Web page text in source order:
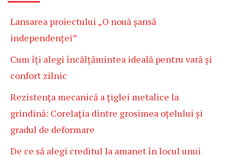
Lansarea proiectului „O nouă șansă
independenței”
Cum îți alegi încălțămintea ideală pentru vară și
confort zilnic
Rezistența mecanică a țiglei metalice la
grindină: Corelația dintre grosimea oțelului și
gradul de deformare
De ce să alegi creditul la amanet în locul unui